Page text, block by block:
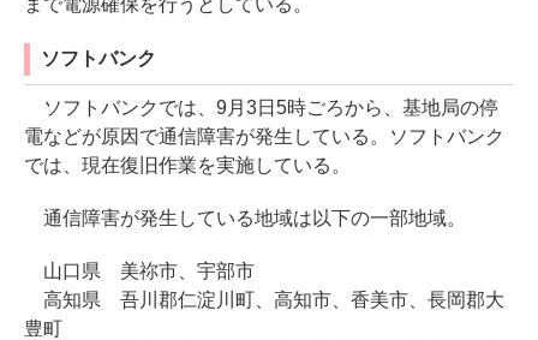
まで電源確保を行うとしている。
ソフトバンク
ソフトバンクでは、9月3日5時ごろから、基地局の停
電などが原因で通信障害が発生している。ソフトバンク
では、現在復旧作業を実施している。
通信障害が発生している地域は以下の一部地域。
山口県 美祢市、宇部市
高知県 吾川郡仁淀川町、高知市、香美市、長岡郡大
豊町